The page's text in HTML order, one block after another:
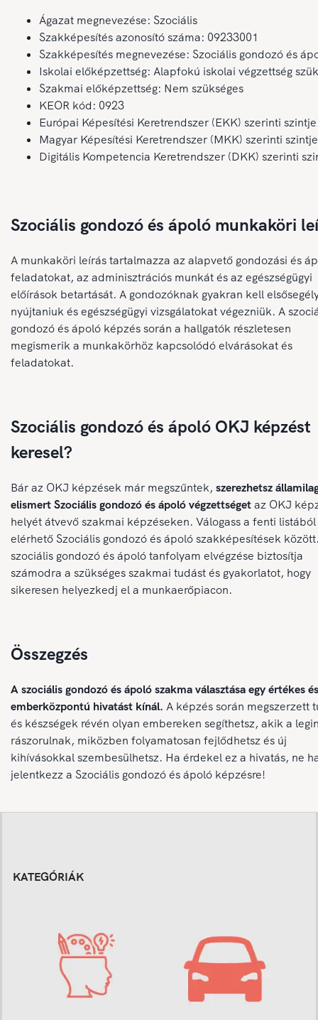
Ágazat megnevezése: Szociális
Szakképesítés azonosító száma: 09233001
Szakképesítés megnevezése: Szociális gondozó és
Iskolai előképzettség: Alapfokú iskolai végzettség
Szakmai előképzettség: Nem szükséges
KEOR kód: 0923
Európai Képesítési Keretrendszer (EKK) szerinti
Magyar Képesítési Keretrendszer (MKK) szerinti
Digitális Kompetencia Keretrendszer (DKK) szerinti
Szociális gondozó és ápoló munkaköri
A munkaköri leírás tartalmazza az alapvető gondozási és
feladatokat, az adminisztrációs munkát és az egészségügyi
előírások betartását. A gondozóknak gyakran kell
nyújtaniuk és egészségügyi vizsgálatokat végezniük. A
gondozó és ápoló képzés során a hallgatók részletesen
megismerik a munkakörhöz kapcsolódó elvárásokat és
feladatokat.
Szociális gondozó és ápoló OKJ képzést
keresel?
Bár az OKJ képzések már megszűntek, szerezhetsz
elismert Szociális gondozó és ápoló végzettségetaz OKJ
helyét átvevő szakmai képzéseken. Válogass a fenti
elérhető Szociális gondozó és ápoló szakképesítések
szociális gondozó és ápoló tanfolyam elvégzése biztosítja
számodra a szükséges szakmai tudást és gyakorlatot, hogy
sikeresen helyezkedj el a munkaerőpiacon.
Összegzés
A szociális gondozó és ápoló szakma választása egy értékes és
emberközpontú hivatást kínál. A képzés során megszerzett
és készségek révén olyan embereken segíthetsz, akik a
rászorulnak, miközben folyamatosan fejlődhetsz és új
kihívásokkal szembesülhetsz. Ha érdekel ez a hivatás, ne
jelentkezz a Szociális gondozó és ápoló képzésre!
KATEGÓRIÁK